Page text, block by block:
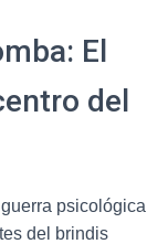
El
del
psicológica
del brindis